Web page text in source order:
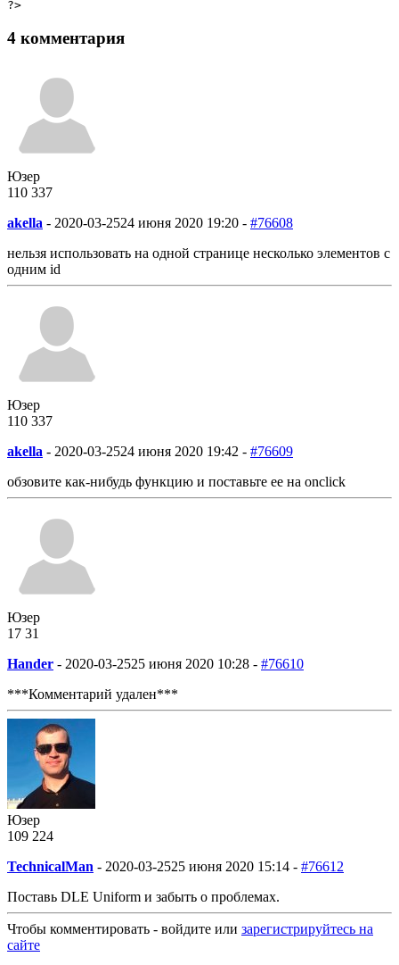
4 комментария
Юзер
110 337
akella - 2020-03-2524 июня 2020 19:20 - #76608
нельзя использовать на одной странице несколько элементов с
одним id
Юзер
110 337
akella - 2020-03-2524 июня 2020 19:42 - #76609
обзовите как-нибудь функцию и поставьте ее на onclick
Юзер
17 31
Hander - 2020-03-2525 июня 2020 10:28 - #76610
***Комментарий удален***
Юзер
109 224
TechnicalMan - 2020-03-2525 июня 2020 15:14 - #76612
Поставь DLE Uniform и забыть о проблемах.
Чтобы комментировать - войдите или зарегистрируйтесь на
сайте